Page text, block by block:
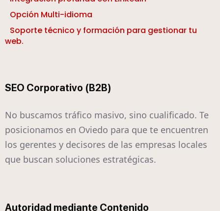
Opción Multi-idioma
Soporte técnico y formación para gestionar tu
web.
SEO Corporativo (B2B)
No buscamos tráfico masivo, sino cualificado. Te
posicionamos en Oviedo para que te encuentren
los gerentes y decisores de las empresas locales
que buscan soluciones estratégicas.
Autoridad mediante Contenido